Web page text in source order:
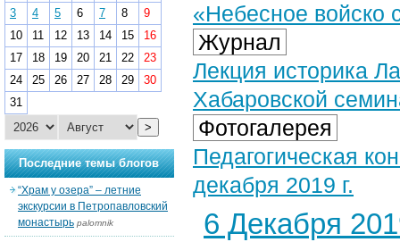
«Небесное войско
Журнал
Лекция историка
Хабаровской
Фотогалерея
Педагогическая
декабря 2019 г.
6 Декабря
3
4 5 6 7 8
9
10
11 12 13 14 15
16
17
18 19 20 21 22
23
24
25 26 27 28 29
30
31
>
Последние темы блогов
“Храм у озера” – летние
экскурсии в Петропавловский
монастырь palomnik